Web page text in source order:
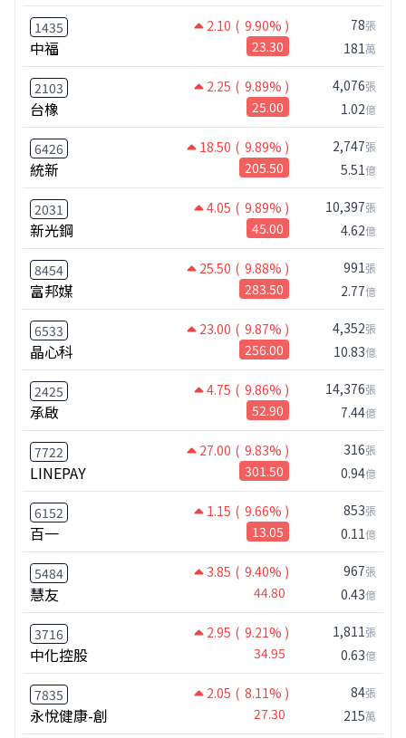
1435 2.10 ( 9.90% )
中福 23.30
78張
181萬
2103 2.25 ( 9.89% )
台橡 25.00
4,076張
1.02億
6426 18.50 ( 9.89% )
統新 205.50
2,747張
5.51億
2031 4.05 ( 9.89% )
新光鋼 45.00
10,397張
4.62億
8454 25.50 ( 9.88% )
富邦媒 283.50
991張
2.77億
6533 23.00 ( 9.87% )
晶心科 256.00
4,352張
10.83億
2425 4.75 ( 9.86% )
承啟 52.90
14,376張
7.44億
7722 27.00 ( 9.83% )
LINEPAY 301.50
316張
0.94億
6152 1.15 ( 9.66% )
百一 13.05
853張
0.11億
5484 3.85 ( 9.40% )
慧友 44.80
967張
0.43億
3716 2.95 ( 9.21% )
中化控股 34.95
1,811張
0.63億
7835 2.05 ( 8.11% )
永悅健康-創 27.30
84張
215萬